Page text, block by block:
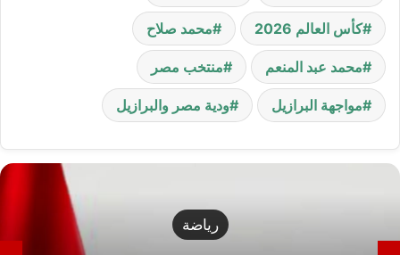
كأس العالم 2026 محمد صلاح
محمد عبد المنعم منتخب مصر
مواجهة البرازيل ودية مصر والبرازيل
أحزاب ونواب